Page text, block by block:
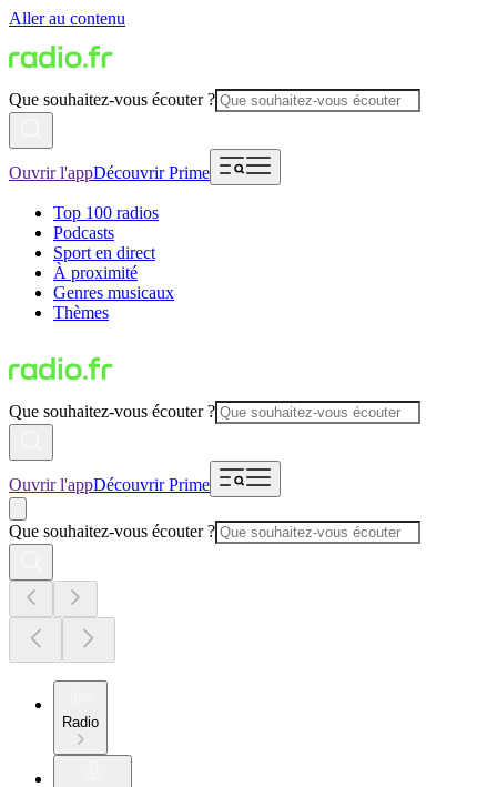
Aller au contenu
Que souhaitez-vous écouter ?
Ouvrir l'appDécouvrir Prime
Top 100 radios
Podcasts
Sport en direct
À proximité
Genres musicaux
Thèmes
Que souhaitez-vous écouter ?
Ouvrir l'appDécouvrir Prime
Que souhaitez-vous écouter ?
Radio